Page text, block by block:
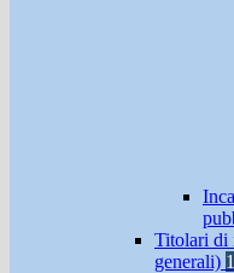
Titolari di
generali)